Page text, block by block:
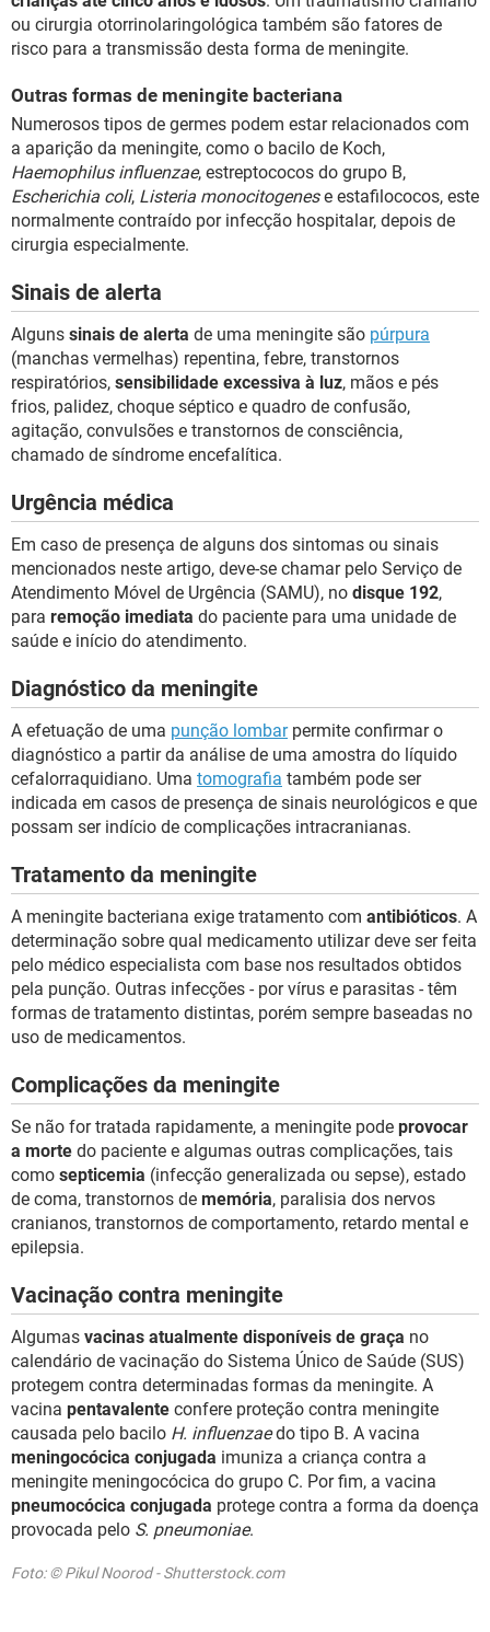
ou cirurgia otorrinolaringológica também são fatores de
risco para a transmissão desta forma de meningite.
Outras formas de meningite bacteriana
Numerosos tipos de germes podem estar relacionados com
a aparição da meningite, como o bacilo de Koch,
Haemophilus influenzae, estreptococos do grupo B,
Escherichia coli, Listeria monocitogenese estafilococos, este
normalmente contraído por infecção hospitalar, depois de
cirurgia especialmente.
Sinais de alerta
Alguns sinais de alerta de uma meningite são púrpura
(manchas vermelhas) repentina, febre, transtornos
respiratórios, sensibilidade excessiva à luz, mãos e pés
frios, palidez, choque séptico e quadro de confusão,
agitação, convulsões e transtornos de consciência,
chamado de síndrome encefalítica.
Urgência médica
Em caso de presença de alguns dos sintomas ou sinais
mencionados neste artigo, deve-se chamar pelo Serviço de
Atendimento Móvel de Urgência (SAMU), no disque 192,
para remoção imediata do paciente para uma unidade de
saúde e início do atendimento.
Diagnóstico da meningite
A efetuação de uma punção lombarpermite confirmar o
diagnóstico a partir da análise de uma amostra do líquido
cefalorraquidiano. Uma tomografia também pode ser
indicada em casos de presença de sinais neurológicos e que
possam ser indício de complicações intracranianas.
Tratamento da meningite
A meningite bacteriana exige tratamento com antibióticos. A
determinação sobre qual medicamento utilizar deve ser feita
pelo médico especialista com base nos resultados obtidos
pela punção. Outras infecções - por vírus e parasitas - têm
formas de tratamento distintas, porém sempre baseadas no
uso de medicamentos.
Complicações da meningite
Se não for tratada rapidamente, a meningite pode provocar
a morte do paciente e algumas outras complicações, tais
como septicemia (infecção generalizada ou sepse), estado
de coma, transtornos de memória, paralisia dos nervos
cranianos, transtornos de comportamento, retardo mental e
epilepsia.
Vacinação contra meningite
Algumas vacinas atualmente disponíveis de graça no
calendário de vacinação do Sistema Único de Saúde (SUS)
protegem contra determinadas formas da meningite. A
vacina pentavalente confere proteção contra meningite
causada pelo bacilo H. influenzaedo tipo B. A vacina
meningocócica conjugada imuniza a criança contra a
meningite meningocócica do grupo C. Por fim, a vacina
pneumocócica conjugada protege contra a forma da doença
provocada pelo S. pneumoniae.
Foto: © Pikul Noorod - Shutterstock.com